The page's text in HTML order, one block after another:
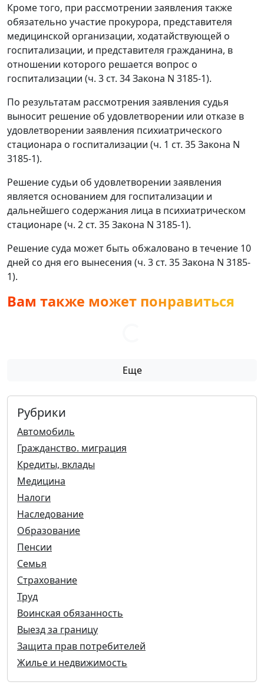
Кроме того, при рассмотрении заявления также
обязательно участие прокурора, представителя
медицинской организации, ходатайствующей о
госпитализации, и представителя гражданина, в
отношении которого решается вопрос о
госпитализации (ч. 3 ст. 34 Закона N 3185-1).
По результатам рассмотрения заявления судья
выносит решение об удовлетворении или отказе в
удовлетворении заявления психиатрического
стационара о госпитализации (ч. 1 ст. 35 Закона N
3185-1).
Решение судьи об удовлетворении заявления
является основанием для госпитализации и
дальнейшего содержания лица в психиатрическом
стационаре (ч. 2 ст. 35 Закона N 3185-1).
Решение суда может быть обжаловано в течение 10
дней со дня его вынесения (ч. 3 ст. 35 Закона N 3185-
1).
Вам также может понравиться
Еще
Рубрики
Автомобиль
Гражданство. миграция
Кредиты, вклады
Медицина
Налоги
Наследование
Образование
Пенсии
Семья
Страхование
Труд
Воинская обязанность
Выезд за границу
Защита прав потребителей
Жилье и недвижимость